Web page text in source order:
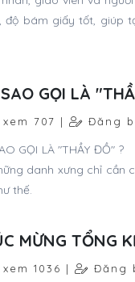
độ bám giấy tốt, giúp
GỌI LÀ
707 | Đăng
GỌI LÀ "THẦY ĐỒ"
danh xưng chỉ cần
thế.
MỪNG TỔNG
1036 | Đăng